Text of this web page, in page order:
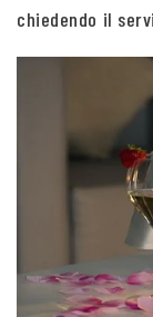
chiedendo il